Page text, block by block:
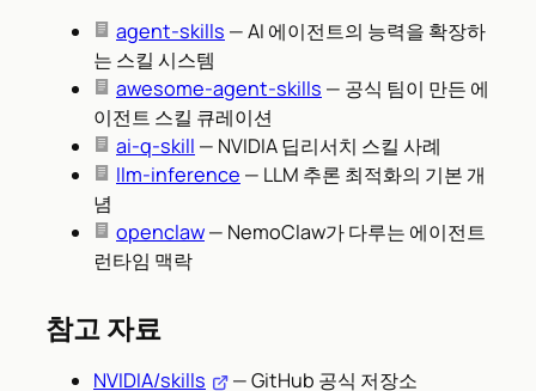
agent-skills — AI 에이전트의 능력을 확장하
는 스킬 시스템
awesome-agent-skills — 공식 팀이 만든 에
이전트 스킬 큐레이션
ai-q-skill — NVIDIA 딥리서치 스킬 사례
llm-inference — LLM 추론 최적화의 기본 개
념
openclaw— NemoClaw가 다루는 에이전트
런타임 맥락
참고 자료
NVIDIA/skills — GitHub 공식 저장소